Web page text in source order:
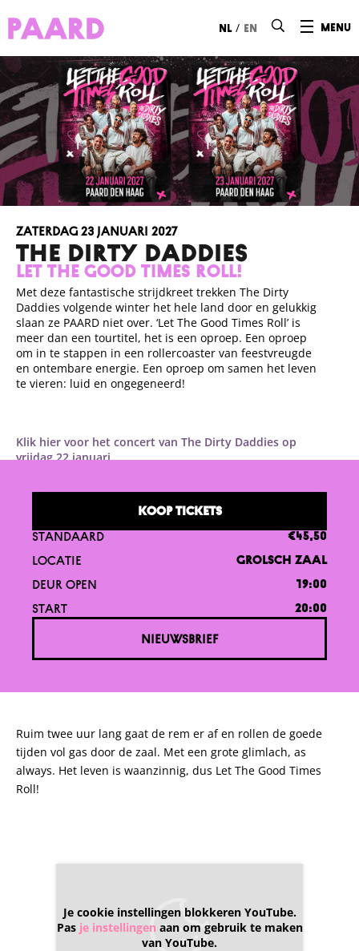
menu
nl / en
THE DIRTY DADDIES
LET THE GOOD TIMES ROLL!
zaterdag 23 januari 2027
Met deze fantastische strijdkreet trekken The Dirty
Daddies volgende winter het hele land door en gelukkig
slaan ze PAARD niet over. ‘Let The Good Times Roll’ is
meer dan een tourtitel, het is een oproep. Een oproep
om in te stappen in een rollercoaster van feestvreugde
en ontembare energie. Een oproep om samen het leven
te vieren: luid en ongegeneerd!
Klik hier voor het concert van The Dirty Daddies op
vrijdag 22 januari.
KOOP TICKETS
STANDAARD €45,50
LOCATIE GROLSCH ZAAL
DEUR OPEN 19:00
START 20:00
NIEUWSBRIEF
Ruim twee uur lang gaat de rem er af en rollen de goede
tijden vol gas door de zaal. Met een grote glimlach, as
always. Het leven is waanzinnig, dus Let The Good Times
Roll!
Je cookie instellingen blokkeren YouTube.
Pas je instellingen aan om gebruik te maken
van YouTube.